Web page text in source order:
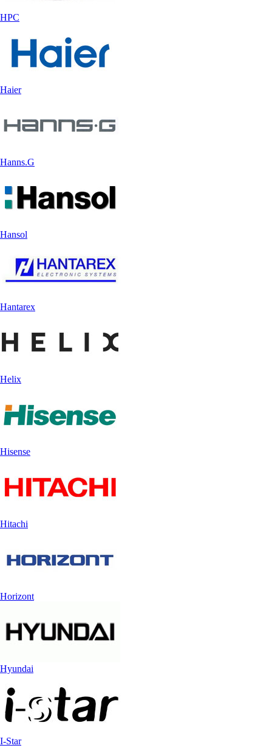
HPC
Haier
Hanns.G
Hansol
Hantarex
Helix
Hisense
Hitachi
Horizont
Hyundai
I-Star